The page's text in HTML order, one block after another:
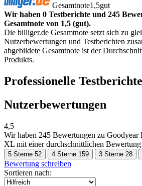
Gesamtnote1,5gut
Wir haben 0 Testberichte und 245
Gesamtnote von 1,5 (gut).
Die billiger.de Gesamtnote setzt sich zu
Nutzerbewertungen und Testberichten
abgebildete Gesamtnote ist der
Produkts.
Professionelle Testberichte
Nutzerbewertungen
4,5
Wir haben 245 Bewertungen zu Goodyear
XL mit einer durchschnittlichen
5 Sterne 52 4 Sterne 159 3 Sterne 28
Bewertung schreiben
Sortieren nach: